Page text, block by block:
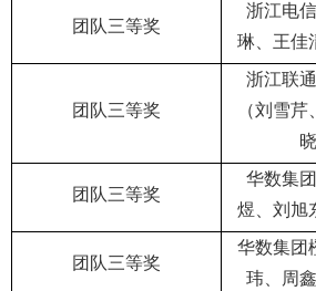
团队三等奖
浙江电
琳、王佳
团队三等奖
浙江联
（刘雪
团队三等奖
华数集
煜、刘旭
团队三等奖
华数集团
玮、周